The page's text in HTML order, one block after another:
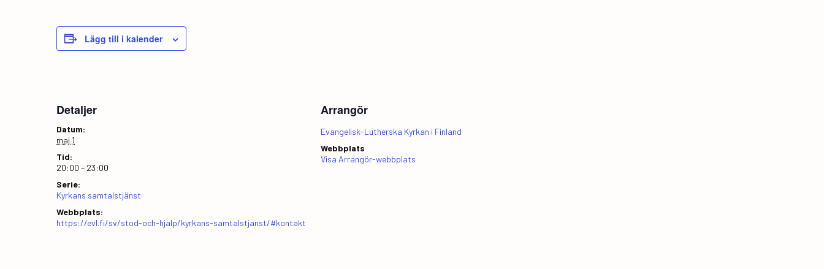
Lägg till i kalender
Detaljer
Datum:
maj 1
Tid:
20:00 – 23:00
Serie:
Kyrkans samtalstjänst
Webbplats:
https://evl.fi/sv/stod-och-hjalp/kyrkans-samtalstjanst/#kontakt
Arrangör
Evangelisk-Lutherska Kyrkan i Finland
Webbplats
Visa Arrangör-webbplats